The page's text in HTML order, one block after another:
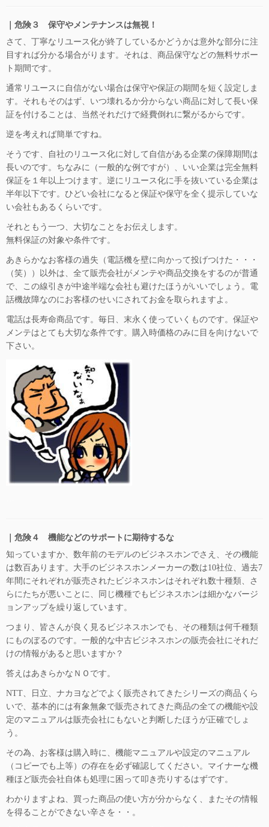
｜危険３ 保守やメンテナンスは無視！
さて、丁寧なリユース化が終了しているかどうかは意外な部分に注
目すれば分かる場合がります。それは、商品保守などの無料サポー
ト期間です。
通常リユースに自信がない場合は保守や保証の期間を短く設定しま
す。それもそのはず、いつ壊れるか分からない商品に対して長い保
証を付けることは、当然それだけで経費倒れに繋がるからです。
逆を考えれば簡単ですね。
そうです、自社のリユース化に対して自信がある企業の保障期間は
長いのです。ちなみに（一般的な例ですが）、いい企業は完全無料
保証を１年以上つけます。逆にリユース化に手を抜いている企業は
半年以下です。ひどい会社になると保証や保守を全く提示していな
い会社もあるくらいです。
それともう一つ、大切なことをお伝えします。
無料保証の対象や条件です。
あきらかなお客様の過失（電話機を壁に向かって投げつけた・・・
（笑））以外は、全て販売会社がメンテや商品交換をするのが普通
で、この線引きが中途半端な会社も避けたほうがいいでしょう。電
話機故障なのにお客様のせいにされてお金を取られますよ。
電話は長寿命商品です。毎日、末永く使っていくものです。保証や
メンテはとても大切な条件です。購入時価格のみに目を向けないで
下さい。
｜危険４ 機能などのサポートに期待するな
知っていますか、数年前のモデルのビジネスホンでさえ、その機能
は数百あります。大手のビジネスホンメーカーの数は10社位、過去7
年間にそれぞれが販売されたビジネスホンはそれぞれ数十種類、さ
らにたちが悪いことに、同じ機種でもビジネスホンは細かなバージ
ョンアップを繰り返しています。
つまり、皆さんが良く見るビジネスホンでも、その種類は何千種類
にものぼるのです。一般的な中古ビジネスホンの販売会社にそれだ
けの情報があると思いますか？
答えはあきらかなＮＯです。
NTT、日立、ナカヨなどでよく販売されてきたシリーズの商品くら
いで、基本的には有象無象で販売されてきた商品の全ての機能や設
定のマニュアルは販売会社にもないと判断したほうが正確でしょ
う。
その為、お客様は購入時に、機能マニュアルや設定のマニュアル
（コピーでも上等）の存在を必ず確認してください。マイナーな機
種ほど販売会社自体も処理に困って叩き売りするはずです。
わかりますよね、買った商品の使い方が分からなく、またその情報
を得ることができない辛さを・・。